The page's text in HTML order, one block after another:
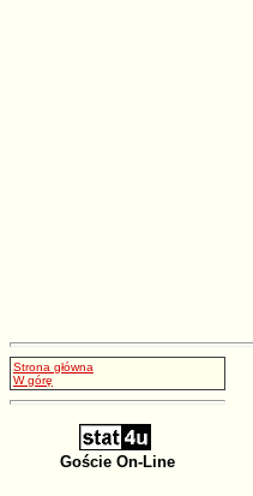
Strona główna
W górę
Goście On-Line